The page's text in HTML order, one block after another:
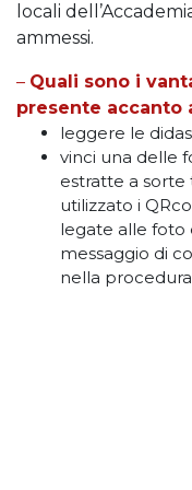
locali
ammessi.
– Quali sono i
presente accanto
leggere le
vinci una delle
estratte a sorte
utilizzato i
legate alle foto
messaggio di
nella